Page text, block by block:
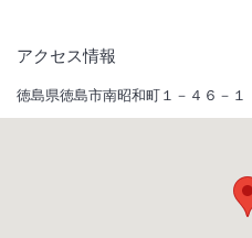
アクセス情報
徳島県徳島市南昭和町１－４６－１